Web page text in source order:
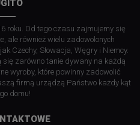
roku. Od tego czasu zajmujemy się
ale również wielu zadowolonych
Czechy, Słowacja, Węgry i Niemcy.
zarówno tanie dywany na każdą
wyroby, które powinny zadowolić
firmą urządzą Państwo każdy kąt
domu!